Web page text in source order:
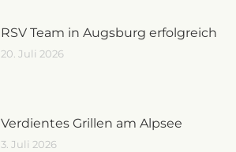
RSV Team in Augsburg erfolgreich
20. Juli 2026
Verdientes Grillen am Alpsee
3. Juli 2026